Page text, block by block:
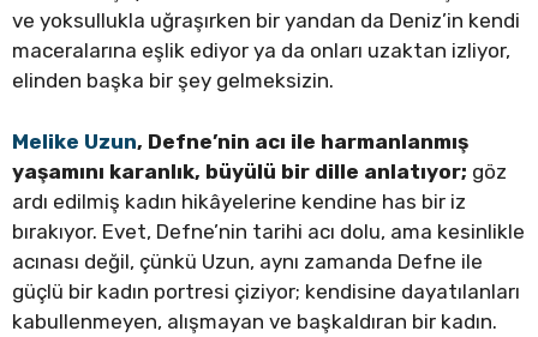
ve yoksullukla uğraşırken bir yandan da Deniz’in kendi
maceralarına eşlik ediyor ya da onları uzaktan izliyor,
elinden başka bir şey gelmeksizin.
Melike Uzun, Defne’nin acı ile harmanlanmış
yaşamını karanlık, büyülü bir dille anlatıyor; göz
ardı edilmiş kadın hikâyelerine kendine has bir iz
bırakıyor. Evet, Defne’nin tarihi acı dolu, ama kesinlikle
acınası değil, çünkü Uzun, aynı zamanda Defne ile
güçlü bir kadın portresi çiziyor; kendisine dayatılanları
kabullenmeyen, alışmayan ve başkaldıran bir kadın.